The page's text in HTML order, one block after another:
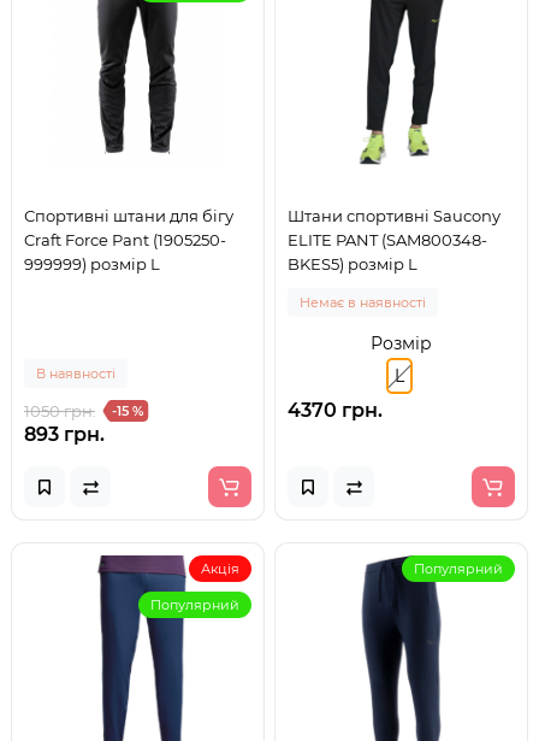
Спортивні штани для бігу
Craft Force Pant (1905250-
999999) розмір L
В наявності
1050 грн. -15 %
893 грн.
Штани спортивні Saucony
ELITE PANT (SAM800348-
BKES5) розмір L
Немає в наявності
Розмір
L
4370 грн.
Акція
Популярний
Популярний